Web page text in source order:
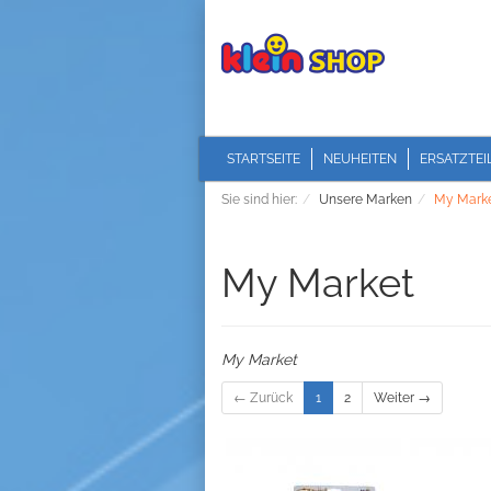
STARTSEITE NEUHEITEN
Sie sind hier: Unsere Marken My
My Market
My Market
← Zurück 1 2 Weiter →